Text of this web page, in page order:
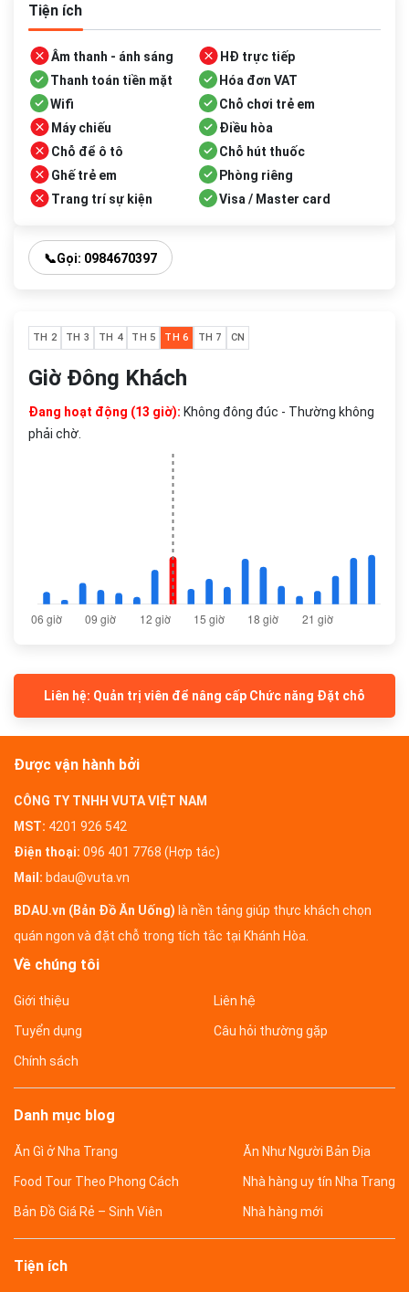
Tiện ích
Âm thanh - ánh sáng
HĐ trực tiếp
Thanh toán tiền mặt
Hóa đơn VAT
Wifi
Chỗ chơi trẻ em
Máy chiếu
Điều hòa
Chỗ để ô tô
Chỗ hút thuốc
Ghế trẻ em
Phòng riêng
Trang trí sự kiện
Visa / Master card
📞Gọi: 0984670397
TH 2 TH 3 TH 4 TH 5 TH 6 TH 7 CN
Giờ Đông Khách
Đang hoạt động (13 giờ): Không đông đúc - Thường không
phải chờ.
Liên hệ: Quản trị viên để nâng cấp Chức năng Đặt chỗ
Được vận hành bởi
CÔNG TY TNHH VUTA VIỆT NAM
MST: 4201 926 542
Điện thoại: 096 401 7768 (Hợp tác)
Mail: bdau@vuta.vn
BDAU.vn (Bản Đồ Ăn Uống) là nền tảng giúp thực khách chọn
quán ngon và đặt chỗ trong tích tắc tại Khánh Hòa.
Về chúng tôi
Giới thiệu Liên hệ
Tuyển dụng Câu hỏi thường gặp
Chính sách
Danh mục blog
Ăn Gì ở Nha Trang Ăn Như Người Bản Địa
Food Tour Theo Phong Cách Nhà hàng uy tín Nha Trang
Bản Đồ Giá Rẻ – Sinh Viên Nhà hàng mới
Tiện ích